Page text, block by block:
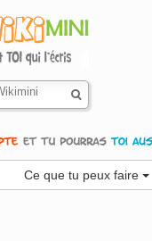
Ce que tu peux faire